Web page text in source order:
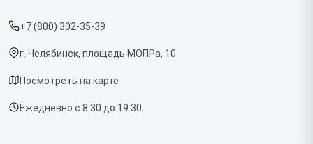
Срочный ремонт
Доставка и способы оплаты
Диагностика
Контакты
+7 (800) 302-35-39
г. Челябинск, площадь МОПРа, 10
Посмотреть на карте
Ежедневно с 8:30 до 19:30